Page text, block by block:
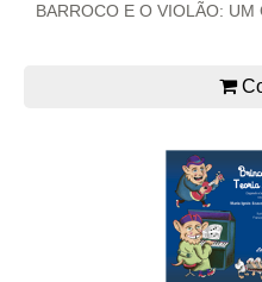
BARROCO E O VIOLÃO: UM